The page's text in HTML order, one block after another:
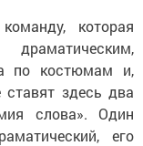
которая
по костюмам и,
ставят здесь два
слова». Один
его